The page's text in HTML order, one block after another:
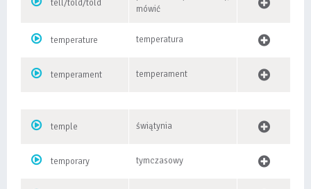
tell/told/told
mówić
temperature temperatura
temperament temperament
temple świątynia
temporary tymczasowy